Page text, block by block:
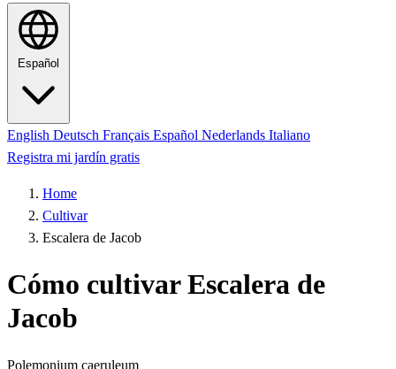
Español
English Deutsch Français Español Nederlands Italiano
Registra mi jardín gratis
Home
Cultivar
Escalera de Jacob
Cómo cultivar Escalera de
Jacob
Polemonium caeruleum